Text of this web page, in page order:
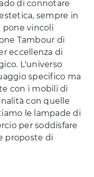
di connotare
sempre in
pone vincoli
Tambour di
eccellenza di
L'universo
specifico ma
con i mobili di
con quelle
le lampade di
per soddisfare
proposte di